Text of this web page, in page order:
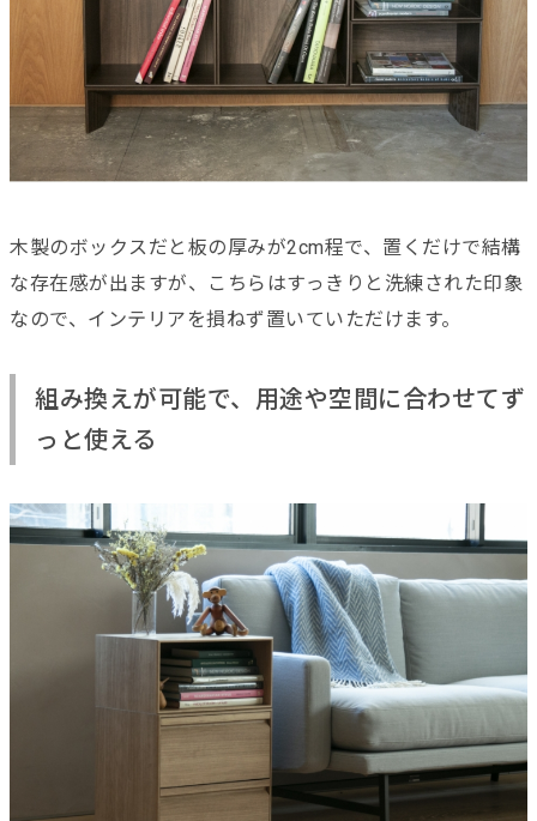
木製のボックスだと板の厚みが2cm程で、置くだけで結構
な存在感が出ますが、こちらはすっきりと洗練された印象
なので、インテリアを損ねず置いていただけます。
組み換えが可能で、用途や空間に合わせてず
っと使える